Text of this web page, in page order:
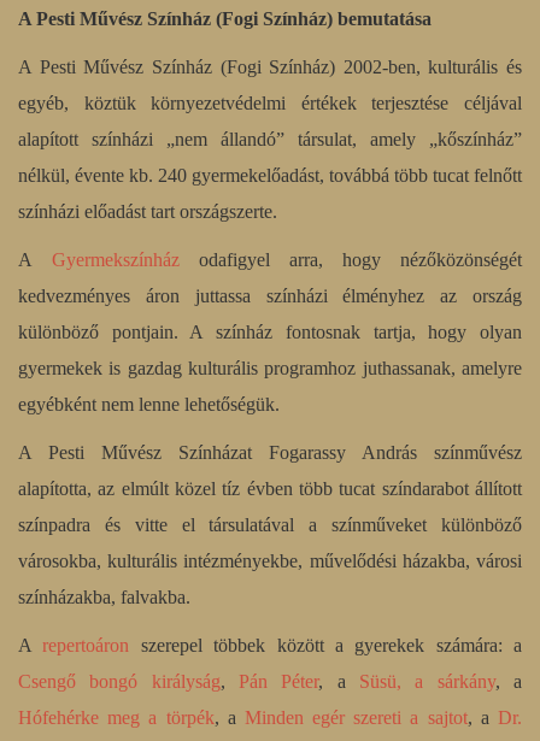
A Pesti Művész Színház (Fogi Színház) bemutatása
A Pesti Művész Színház (Fogi Színház) 2002-ben, kulturális és
egyéb, köztük környezetvédelmi értékek terjesztése céljával
alapított színházi „nem állandó” társulat, amely „kőszínház”
nélkül, évente kb. 240 gyermekelőadást, továbbá több tucat felnőtt
színházi előadást tart országszerte.
A Gyermekszínház odafigyel arra, hogy nézőközönségét
kedvezményes áron juttassa színházi élményhez az ország
különböző pontjain. A színház fontosnak tartja, hogy olyan
gyermekek is gazdag kulturális programhoz juthassanak, amelyre
egyébként nem lenne lehetőségük.
A Pesti Művész Színházat Fogarassy András színművész
alapította, az elmúlt közel tíz évben több tucat színdarabot állított
színpadra és vitte el társulatával a színműveket különböző
városokba, kulturális intézményekbe, művelődési házakba, városi
színházakba, falvakba.
Arepertoáron szerepel többek között a gyerekek számára: a
Csengő bongó királyság, Pán Péter, a Süsü, a sárkány, a
Hófehérke meg a törpék, a Minden egér szereti a sajtot, a Dr.